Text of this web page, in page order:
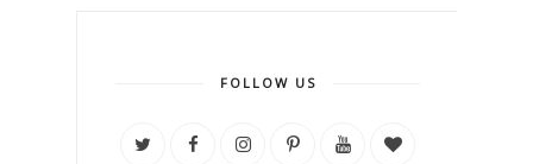
FOLLOW US